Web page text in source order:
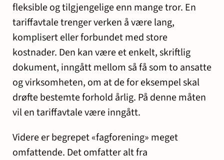
fleksible og tilgjengelige enn mange tror. En
tariffavtale trenger verken å være lang,
komplisert eller forbundet med store
kostnader. Den kan være et enkelt, skriftlig
dokument, inngått mellom så få som to ansatte
og virksomheten, om at de for eksempel skal
drøfte bestemte forhold årlig. På denne måten
vil en tariffavtale være inngått.
Videre er begrepet «fagforening» meget
omfattende. Det omfatter alt fra